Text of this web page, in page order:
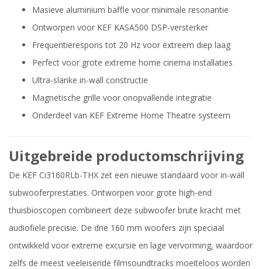
Masieve aluminium baffle voor minimale resonantie
Ontworpen voor KEF KASA500 DSP-versterker
Frequentierespons tot 20 Hz voor extreem diep laag
Perfect voor grote extreme home cinema installaties
Ultra-slanke in-wall constructie
Magnetische grille voor onopvallende integratie
Onderdeel van KEF Extreme Home Theatre systeem
Uitgebreide productomschrijving
De KEF Ci3160RLb-THX zet een nieuwe standaard voor in-wall
subwooferprestaties. Ontworpen voor grote high-end
thuisbioscopen combineert deze subwoofer brute kracht met
audiofiele precisie. De drie 160 mm woofers zijn speciaal
ontwikkeld voor extreme excursie en lage vervorming, waardoor
zelfs de meest veeleisende filmsoundtracks moeiteloos worden